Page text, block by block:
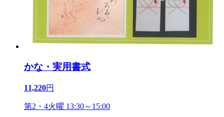
かな・実用書式
11,220円
第2・4火曜 13:30～15:00